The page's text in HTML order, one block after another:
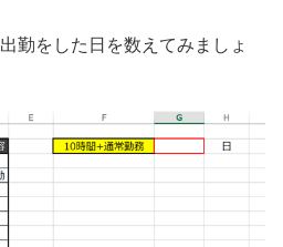
勤をした日を数えてみましょ